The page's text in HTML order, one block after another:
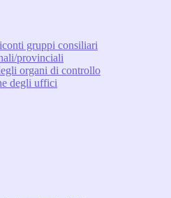
gruppi consiliari
provinciali
organi di controllo
degli uffici